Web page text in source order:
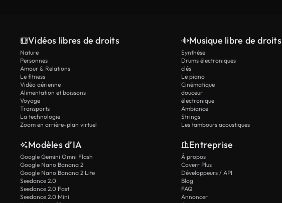
Vidéos libres de droits
Nature
Personnes
Amour & Relations
Le fitness
Vidéo aérienne
Alimentation et boissons
Voyage
Transports
La technologie
Zoom en arrière-plan virtuel
Musique libre de droits
Synthèse
Drums électroniques
clés
Le piano
Cinématique
douceur
électronique
Ambiance
Strings
Les tambours acoustiques
Modèles d’IA
Google Gemini Omni Flash
Google Nano Banana 2
Google Nano Banana 2 Lite
Seedance 2.0
Seedance 2.0 Fast
Seedance 2.0 Mini
Entreprise
À propos
Coverr Plus
Développeurs / API
Blog
FAQ
Annoncer